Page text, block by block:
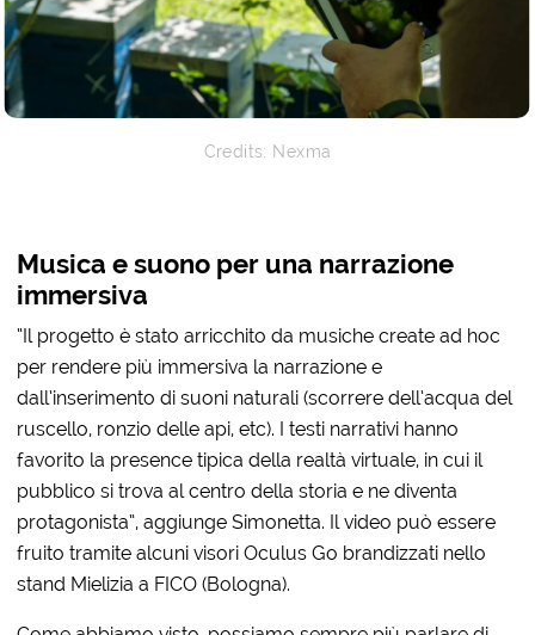
Credits: Nexma
Musica e suono per una narrazione
immersiva
“Il progetto è stato arricchito da musiche create ad hoc
per rendere più immersiva la narrazione e
dall’inserimento di suoni naturali (scorrere dell’acqua del
ruscello, ronzio delle api, etc). I testi narrativi hanno
favorito la presence tipica della realtà virtuale, in cui il
pubblico si trova al centro della storia e ne diventa
protagonista”, aggiunge Simonetta. Il video può essere
fruito tramite alcuni visori Oculus Go brandizzati nello
stand Mielizia a FICO (Bologna).